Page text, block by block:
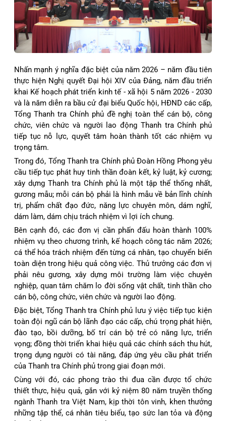
Nhấn mạnh ý nghĩa đặc biệt của năm 2026 – năm đầu tiên
thực hiện Nghị quyết Đại hội XIV của Đảng, năm đầu triển
khai Kế hoạch phát triển kinh tế - xã hội 5 năm 2026 - 2030
và là năm diễn ra bầu cử đại biểu Quốc hội, HĐND các cấp,
Tổng Thanh tra Chính phủ đề nghị toàn thể cán bộ, công
chức, viên chức và người lao động Thanh tra Chính phủ
tiếp tục nỗ lực, quyết tâm hoàn thành tốt các nhiệm vụ
trọng tâm.
Trong đó, Tổng Thanh tra Chính phủ Đoàn Hồng Phong yêu
cầu tiếp tục phát huy tinh thần đoàn kết, kỷ luật, kỷ cương;
xây dựng Thanh tra Chính phủ là một tập thể thống nhất,
gương mẫu; mỗi cán bộ phải là hình mẫu về bản lĩnh chính
trị, phẩm chất đạo đức, năng lực chuyên môn, dám nghĩ,
dám làm, dám chịu trách nhiệm vì lợi ích chung.
Bên cạnh đó, các đơn vị cần phấn đấu hoàn thành 100%
nhiệm vụ theo chương trình, kế hoạch công tác năm 2026;
cá thể hóa trách nhiệm đến từng cá nhân, tạo chuyển biến
toàn diện trong hiệu quả công việc. Thủ trưởng các đơn vị
phải nêu gương, xây dựng môi trường làm việc chuyên
nghiệp, quan tâm chăm lo đời sống vật chất, tinh thần cho
cán bộ, công chức, viên chức và người lao động.
Đặc biệt, Tổng Thanh tra Chính phủ lưu ý việc tiếp tục kiện
toàn đội ngũ cán bộ lãnh đạo các cấp, chú trọng phát hiện,
đào tạo, bồi dưỡng, bố trí cán bộ trẻ có năng lực, triển
vọng; đồng thời triển khai hiệu quả các chính sách thu hút,
trọng dụng người có tài năng, đáp ứng yêu cầu phát triển
của Thanh tra Chính phủ trong giai đoạn mới.
Cùng với đó, các phong trào thi đua cần được tổ chức
thiết thực, hiệu quả, gắn với kỷ niệm 80 năm truyền thống
ngành Thanh tra Việt Nam, kịp thời tôn vinh, khen thưởng
những tập thể, cá nhân tiêu biểu, tạo sức lan tỏa và động